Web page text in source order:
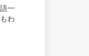
一
わ